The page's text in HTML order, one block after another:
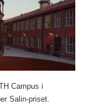
Campus i
Salin-priset.